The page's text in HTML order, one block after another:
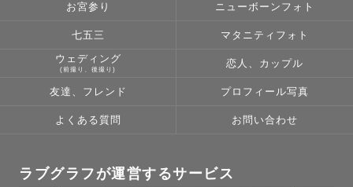
※お宮参り、七五三などの撮影に関して
事前に撮影される神社・お寺にカメラマンを呼んで撮影す
ることが可能かお問い合わせください。
外部業者のカメラマンの撮影をお断りされている神社・お
寺もございますので、ご確認の上ご依頼いただくとスムー
お宮参り ニューボーンフォト
七五三 マタニティフォト
ウェディング
(前撮り、後撮り)
恋人、カップル
友達、フレンド プロフィール写真
よくある質問 お問い合わせ
ラブグラフが運営するサービス